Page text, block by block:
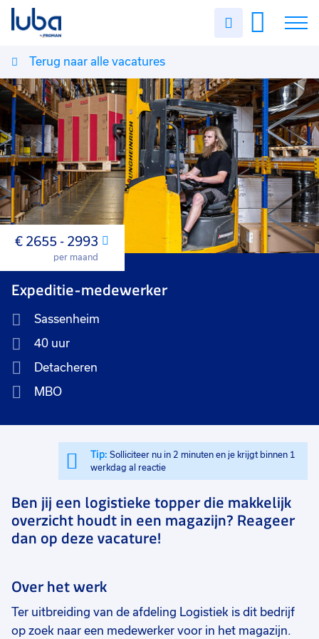
Uren
Vacatures
Over ons
Voor werkgevers
Contact
Terug naar alle vacatures
€ 2655 - 2993
per maand
Expeditie-medewerker
Sassenheim
40 uur
Detacheren
MBO
Tip: Solliciteer nu in 2 minuten en je krijgt binnen 1
werkdag al reactie
Ben jij een logistieke topper die makkelijk
overzicht houdt in een magazijn? Reageer
dan op deze vacature!
Over het werk
Ter uitbreiding van de afdeling Logistiek is dit bedrijf
op zoek naar een medewerker voor in het magazijn.